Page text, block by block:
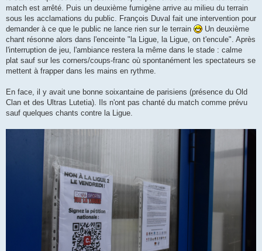
match est arrêté. Puis un deuxième fumigène arrive au milieu du terrain
sous les acclamations du public. François Duval fait une intervention pour
demander à ce que le public ne lance rien sur le terrain
Un deuxième
chant résonne alors dans l'enceinte "la Ligue, la Ligue, on t'encule". Après
l'interruption de jeu, l'ambiance restera la même dans le stade : calme
plat sauf sur les corners/coups-franc où spontanément les spectateurs se
mettent à frapper dans les mains en rythme.
En face, il y avait une bonne soixantaine de parisiens (présence du Old
Clan et des Ultras Lutetia). Ils n'ont pas chanté du match comme prévu
sauf quelques chants contre la Ligue.